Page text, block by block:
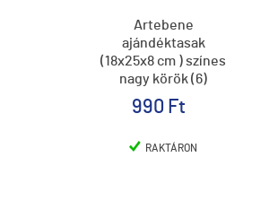
Artebene
ajándéktasak
(18x25x8 cm ) színes
nagy körök (6)
990 Ft
RAKTÁRON